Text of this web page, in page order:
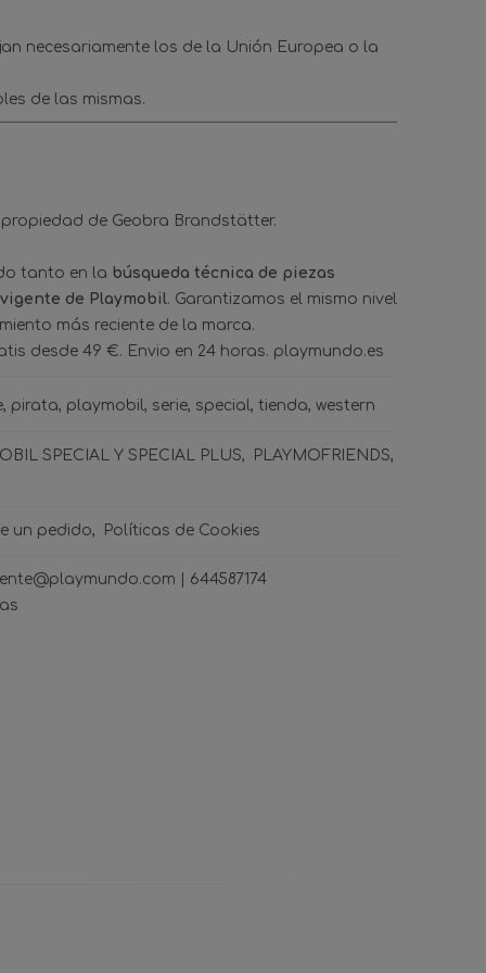
necesariamente los de la Unión Europea o la
de las mismas.
de Geobra Brandstätter.
tanto en la búsqueda técnica de piezas
de Playmobil. Garantizamos el mismo nivel
más reciente de la marca.
desde 49 €. Envio en 24 horas. playmundo.es
pirata playmobil serie special tienda western
SPECIAL Y SPECIAL PLUS
PLAYMOFRIENDS
un pedido Políticas de Cookies
| 644587174